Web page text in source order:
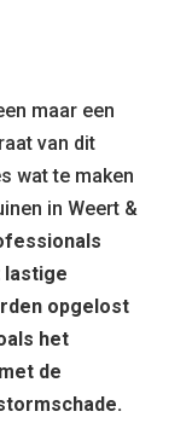
maar een
van dit
wat te maken
in Weert &
lastige
opgelost
het
de